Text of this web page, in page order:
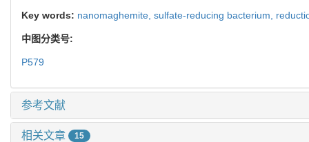
Key words: nanomaghemite, sulfate-reducing bacterium,
中图分类号:
P579
参考文献
相关文章 15